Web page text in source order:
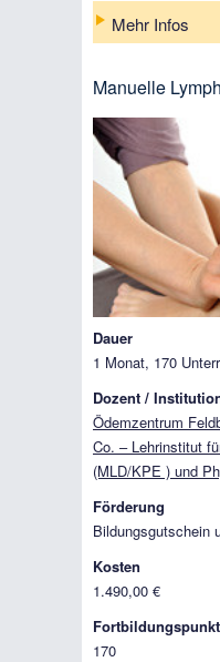
Mehr Infos
Manuelle
Dauer
1 Monat, 170
Dozent /
Ödemzentrum
Co. – Lehrinstitut
(MLD/KPE ) und
Förderung
Bildungsgutschein
Kosten
1.490,00 €
170